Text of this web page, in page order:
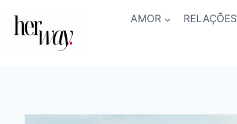
AMOR RELAÇÕES